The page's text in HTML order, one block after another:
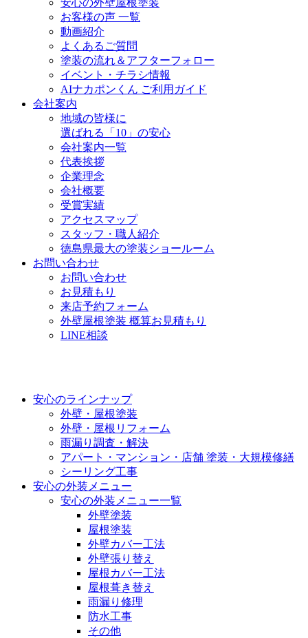
安心の外壁屋根塗装
お客様の声 一覧
動画紹介
よくあるご質問
塗装の流れ＆アフターフォロー
イベント・チラシ情報
AIナカポンくん ご利用ガイド
会社案内
地域の皆様に
選ばれる「10」の安心
会社案内一覧
代表挨拶
企業理念
会社概要
受賞実績
アクセスマップ
スタッフ・職人紹介
徳島県最大の塗装ショールーム
お問い合わせ
お問い合わせ
お見積もり
来店予約フォーム
外壁屋根塗装 概算お見積もり
LINE相談
安心のラインナップ
外壁・屋根塗装
外壁・屋根リフォーム
雨漏り調査・解決
アパート・マンション・店舗 塗装・大規模修繕
シーリング工事
安心の外装メニュー
安心の外装メニュー一覧
外壁塗装
屋根塗装
外壁カバー工法
外壁張り替え
屋根カバー工法
屋根葺き替え
雨漏り修理
防水工事
その他